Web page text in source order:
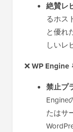
絶賛レ
るホス
と優れ
しいレ
❌WP Engine
禁止プ
Engine
たはサ